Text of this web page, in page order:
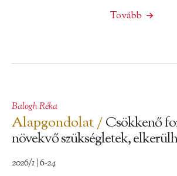
Tovább
Balogh Réka
Alapgondolat /Csökkenő
növekvő szükségletek,
2026/1 | 6-24